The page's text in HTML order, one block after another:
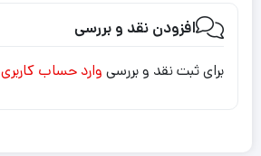
افزودن نقد و بررسی
برای ثبت نقد و بررسی وارد حساب کاربری